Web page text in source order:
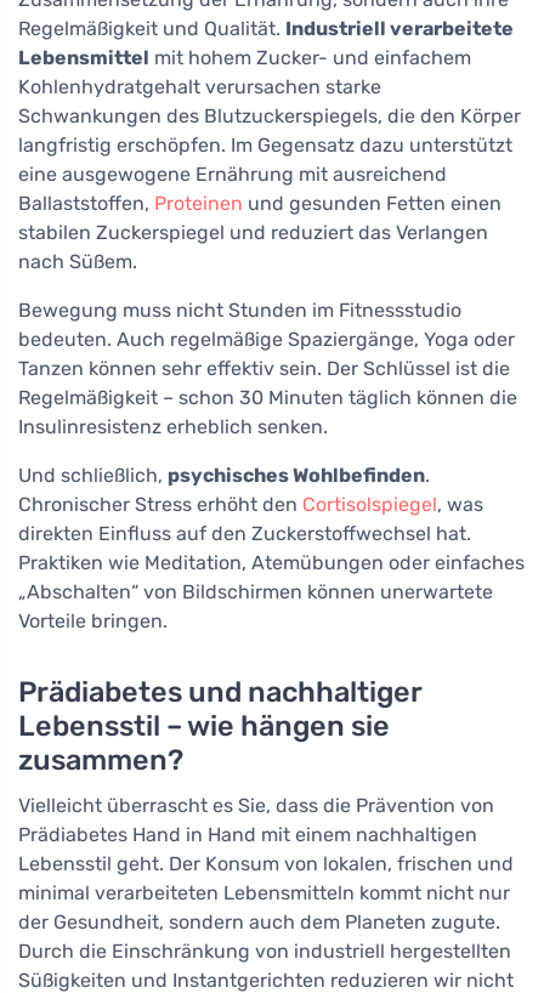
Regelmäßigkeit und Qualität. Industriell verarbeitete
Lebensmittel mit hohem Zucker- und einfachem
Kohlenhydratgehalt verursachen starke
Schwankungen des Blutzuckerspiegels, die den Körper
langfristig erschöpfen. Im Gegensatz dazu unterstützt
eine ausgewogene Ernährung mit ausreichend
Ballaststoffen, Proteinen und gesunden Fetten einen
stabilen Zuckerspiegel und reduziert das Verlangen
nach Süßem.
Bewegung muss nicht Stunden im Fitnessstudio
bedeuten. Auch regelmäßige Spaziergänge, Yoga oder
Tanzen können sehr effektiv sein. Der Schlüssel ist die
Regelmäßigkeit – schon 30 Minuten täglich können die
Insulinresistenz erheblich senken.
Und schließlich, psychisches Wohlbefinden.
Chronischer Stress erhöht den Cortisolspiegel, was
direkten Einfluss auf den Zuckerstoffwechsel hat.
Praktiken wie Meditation, Atemübungen oder einfaches
„Abschalten“ von Bildschirmen können unerwartete
Vorteile bringen.
Prädiabetes und nachhaltiger
Lebensstil – wie hängen sie
zusammen?
Vielleicht überrascht es Sie, dass die Prävention von
Prädiabetes Hand in Hand mit einem nachhaltigen
Lebensstil geht. Der Konsum von lokalen, frischen und
minimal verarbeiteten Lebensmitteln kommt nicht nur
der Gesundheit, sondern auch dem Planeten zugute.
Durch die Einschränkung von industriell hergestellten
Süßigkeiten und Instantgerichten reduzieren wir nicht